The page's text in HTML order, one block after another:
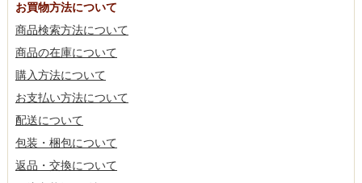
お買物方法について
商品検索方法について
商品の在庫について
購入方法について
お支払い方法について
配送について
包装・梱包について
返品・交換について